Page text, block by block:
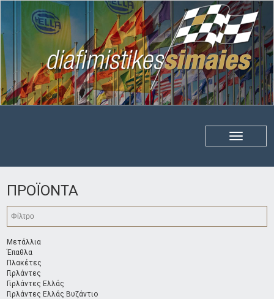
ΠΡΟΪΟΝΤΑ
Μετάλλια
Έπαθλα
Πλακέτες
Γιρλάντες
Γιρλάντες Ελλάς
Γιρλάντες Ελλάς Βυζάντιο